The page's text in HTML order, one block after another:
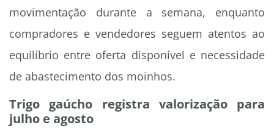
movimentação durante a semana, enquanto
compradores e vendedores seguem atentos ao
equilíbrio entre oferta disponível e necessidade
de abastecimento dos moinhos.
Trigo gaúcho registra valorização para
julho e agosto